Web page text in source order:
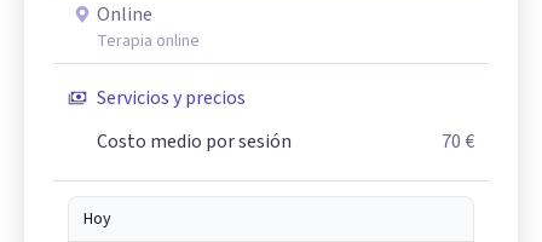
Online
Terapia online
Servicios y precios
Costo medio por sesión
70 €
Hoy